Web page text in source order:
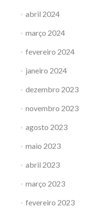
abril 2024
março 2024
fevereiro 2024
janeiro 2024
dezembro 2023
novembro 2023
agosto 2023
maio 2023
abril 2023
março 2023
fevereiro 2023